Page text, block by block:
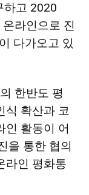
하고 2020
온라인으로 진
다가오고 있
한반도 평
식 확산과 코
인 활동이 어
을 통한 협의
라인 평화통